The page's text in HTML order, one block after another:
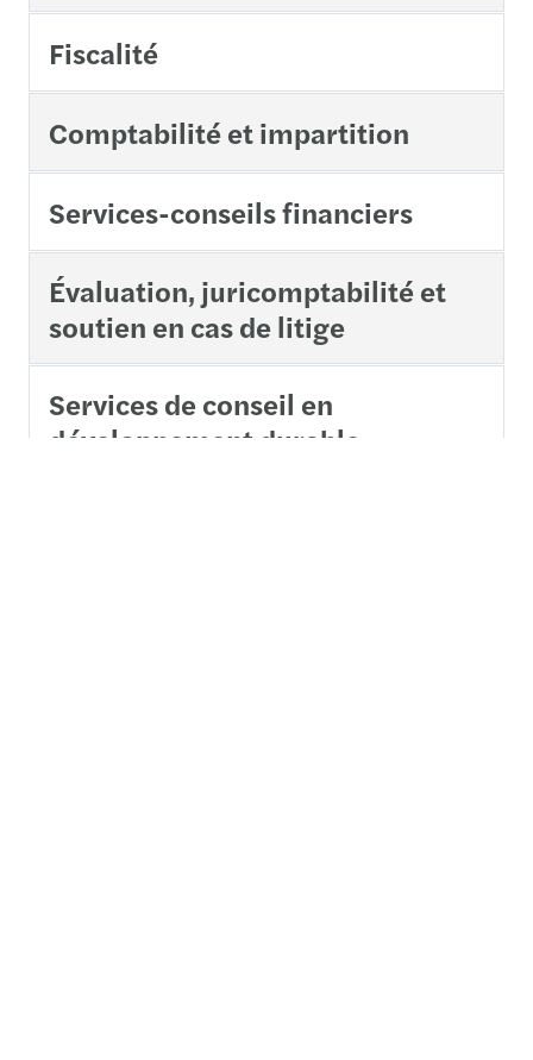
Fiscalité
Comptabilité et impartition
Services-conseils financiers
Évaluation, juricomptabilité et
soutien en cas de litige
Services de conseil en
développement durable